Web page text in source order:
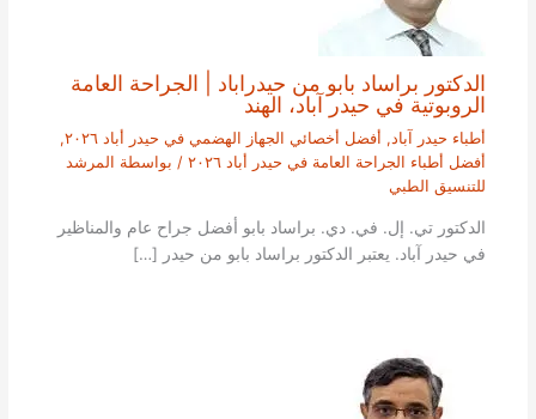
الدكتور براساد بابو من حيدراباد | الجراحة العامة
الروبوتية في حيدر آباد، الهند
أطباء حيدر آباد , أفضل أخصائي الجهاز الهضمي في حيدر أباد ٢٠٢٦
,
أفضل أطباء الجراحة العامة في حيدر أباد ٢٠٢٦
/ بواسطة المرشد
للتنسيق الطبي
الدكتور تي. إل. في. دي. براساد بابو أفضل جراح عام والمناظير
في حيدر آباد. يعتبر الدكتور براساد بابو من حيدر […]